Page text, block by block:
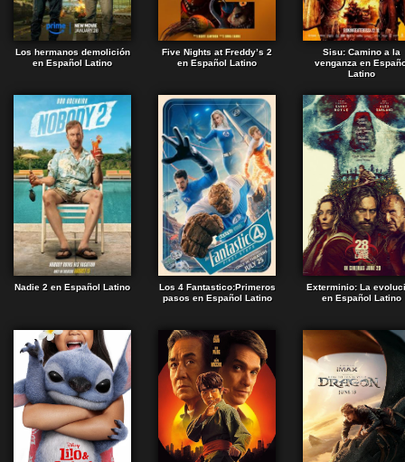
Los hermanos demolición
en Español Latino
Five Nights at Freddy’s 2
en Español Latino
Sisu: Camino a la
venganza en
Latino
Nadie 2 en Español Latino
Los 4 Fantastico:Primeros
pasos en Español Latino
Exterminio: La
en Español Latino